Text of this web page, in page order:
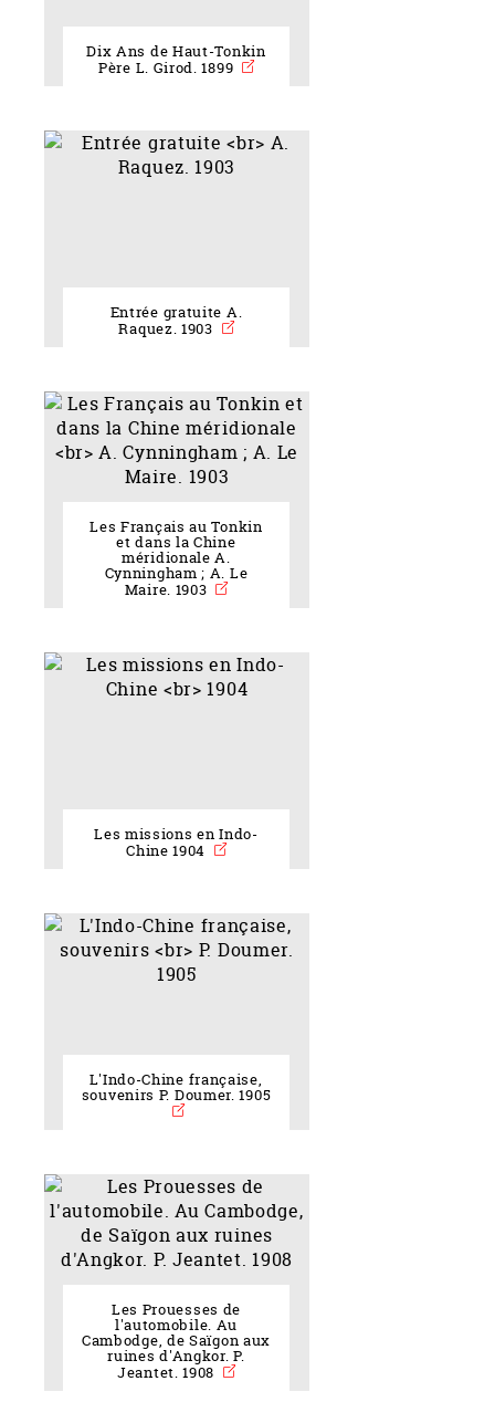
Dix Ans de Haut-Tonkin
Père L. Girod. 1899
Entrée gratuite A.
Raquez. 1903
Les Français au Tonkin
et dans la Chine
méridionale A.
Cynningham ; A. Le
Maire. 1903
Les missions en Indo-
Chine 1904
L'Indo-Chine française,
souvenirs P. Doumer. 1905
Les Prouesses de
l'automobile. Au
Cambodge, de Saïgon aux
ruines d'Angkor. P.
Jeantet. 1908